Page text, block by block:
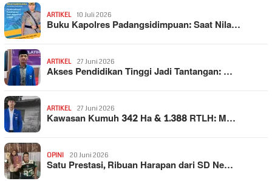
ARTIKEL 10 Juli 2026
Buku Kapolres Padangsidimpuan: Saat Nila…
ARTIKEL 27 Juni 2026
Akses Pendidikan Tinggi Jadi Tantangan: …
ARTIKEL 27 Juni 2026
Kawasan Kumuh 342 Ha & 1.388 RTLH: M…
OPINI 20 Juni 2026
Satu Prestasi, Ribuan Harapan dari SD Ne…